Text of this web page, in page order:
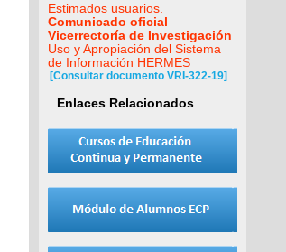
Estimados usuarios.
Comunicado oficial
Vicerrectoría de Investigación
Uso y Apropiación del Sistema
de Información HERMES
[Consultar documento VRI-322-19]
Enlaces Relacionados